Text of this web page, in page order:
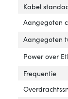
Kabel
Aangegoten
Aangegoten
Power over
Frequentie